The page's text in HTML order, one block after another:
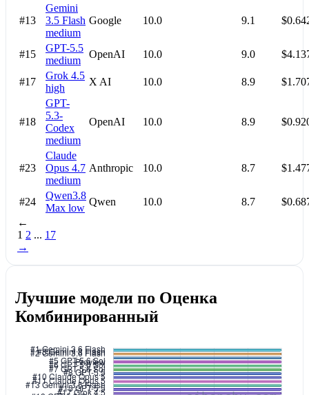
#13
Gemini
3.5 Flash
medium
Google 10.0 9.1
#15
GPT-5.5
medium
OpenAI 10.0 9.0
#17
Grok 4.5
high
X AI 10.0 8.9
#18
GPT-
5.3-
Codex
medium
OpenAI 10.0 8.9
#23
Claude
Opus 4.7
medium
Anthropic 10.0 8.7
#24
Qwen3.8
Max low
Qwen 10.0 8.7
←
1 2 ... 17
→
Лучшие модели по Оценка
Комбинированный